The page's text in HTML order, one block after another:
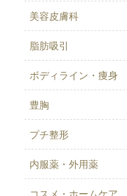
美容皮膚科
脂肪吸引
ボディライン・痩身
豊胸
プチ整形
内服薬・外用薬